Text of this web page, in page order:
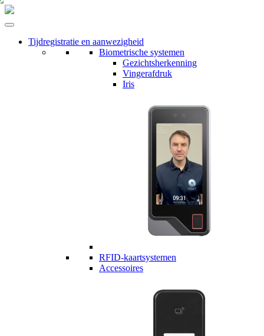
Tijdregistratie en aanwezigheid
Biometrische systemen
Gezichtsherkenning
Vingerafdruk
Iris
RFID-kaartsystemen
Accessoires